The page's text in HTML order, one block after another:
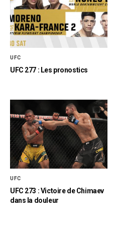
UFC
UFC 277 : Les pronostics
UFC
UFC 273 : Victoire de Chimaev
dans la douleur